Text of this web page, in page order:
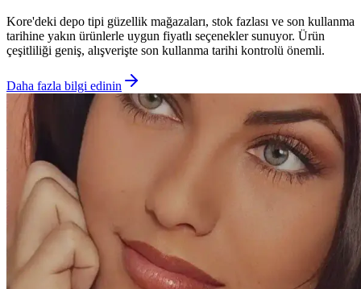
Kore'deki depo tipi güzellik mağazaları, stok fazlası ve son kullanma
tarihine yakın ürünlerle uygun fiyatlı seçenekler sunuyor. Ürün
çeşitliliği geniş, alışverişte son kullanma tarihi kontrolü önemli.
Daha fazla bilgi edinin